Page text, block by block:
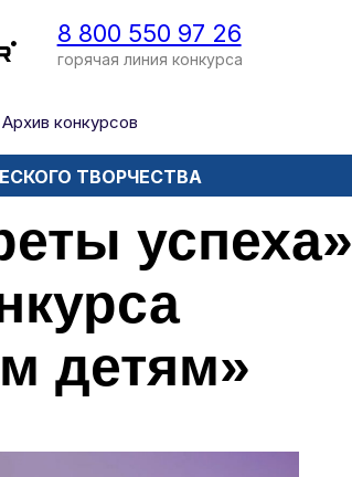
8 800 550 97 26
горячая линия конкурса
Архив конкурсов
ТВОРЧЕСТВА
успеха»
детям»